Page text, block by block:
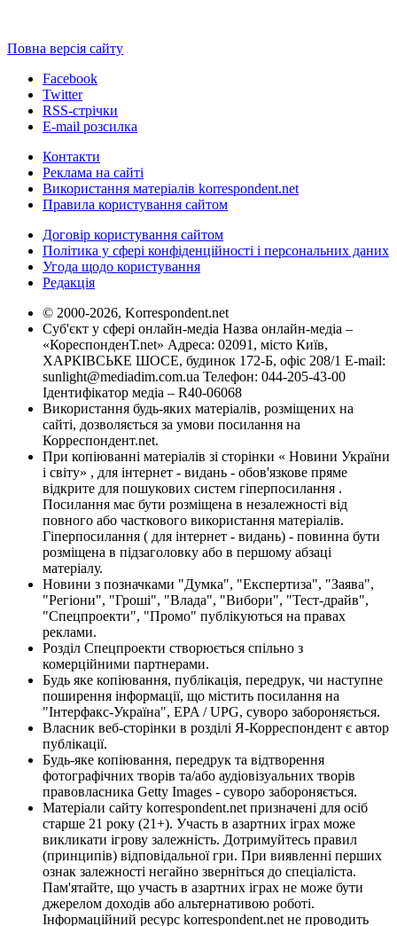
Повна версія сайту
Facebook
Twitter
RSS-стрічки
E-mail розсилка
Контакти
Реклама на сайті
Використання матеріалів korrespondent.net
Правила користування сайтом
Договір користування сайтом
Політика у сфері конфіденційності і персональних даних
Угода щодо користування
Редакція
© 2000-2026, Korrespondent.net
Суб'єкт у сфері онлайн-медіа Назва онлайн-медіа –
«КореспонденТ.net» Адреса: 02091, місто Київ,
ХАРКІВСЬКЕ ШОСЕ, будинок 172-Б, офіс 208/1 E-mail:
sunlight@mediadim.com.ua Телефон: 044-205-43-00
Ідентифікатор медіа – R40-06068
Використання будь-яких матеріалів, розміщених на
сайті, дозволяється за умови посилання на
Корреспондент.net.
При копіюванні матеріалів зі сторінки « Новини України
і світу» , для інтернет - видань - обов'язкове пряме
відкрите для пошукових систем гіперпосилання .
Посилання має бути розміщена в незалежності від
повного або часткового використання матеріалів.
Гіперпосилання ( для інтернет - видань) - повинна бути
розміщена в підзаголовку або в першому абзаці
матеріалу.
Новини з позначками "Думка", "Експертиза", "Заява",
"Регіони", "Гроші", "Влада", "Вибори", "Тест-драйв",
"Спецпроекти", "Промо" публікуються на правах
реклами.
Розділ Спецпроекти створюється спільно з
комерційними партнерами.
Будь яке копіювання, публікація, передрук, чи наступне
поширення інформації, що містить посилання на
"Інтерфакс-Україна", EPA / UPG, суворо забороняється.
Власник веб-сторінки в розділі Я-Корреспондент є автор
публікації.
Будь-яке копіювання, передрук та відтворення
фотографічних творів та/або аудіовізуальних творів
правовласника Getty Images - суворо забороняється.
Матеріали сайту korrespondent.net призначені для осіб
старше 21 року (21+). Участь в азартних іграх може
викликати ігрову залежність. Дотримуйтесь правил
(принципів) відповідальної гри. При виявленні перших
ознак залежності негайно зверніться до спеціаліста.
Пам'ятайте, що участь в азартних іграх не може бути
джерелом доходів або альтернативою роботі.
Інформаційний ресурс korrespondent.net не проводить